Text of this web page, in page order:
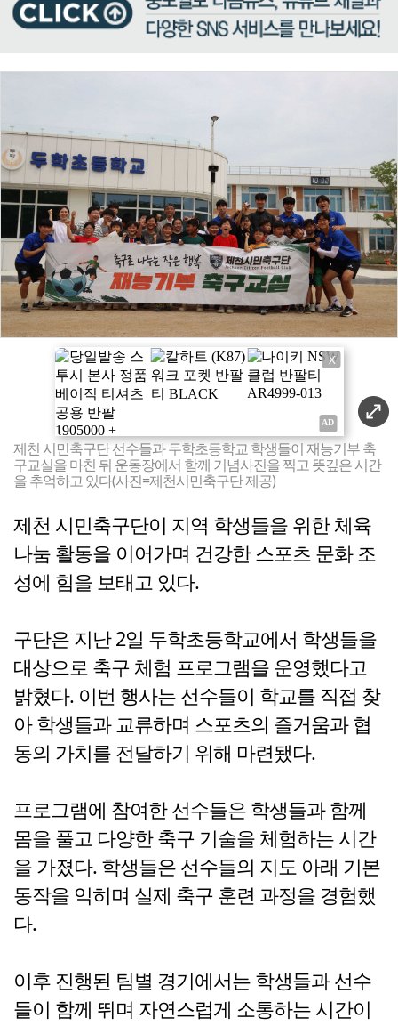
X
제천 시민축구단 선수들과 두학초등학교 학생들이 재능기부 축
구교실을 마친 뒤 운동장에서 함께 기념사진을 찍고 뜻깊은 시간
을 추억하고 있다(사진=제천시민축구단 제공)
제천 시민축구단이 지역 학생들을 위한 체육
나눔 활동을 이어가며 건강한 스포츠 문화 조
성에 힘을 보태고 있다.
구단은 지난 2일 두학초등학교에서 학생들을
대상으로 축구 체험 프로그램을 운영했다고
밝혔다. 이번 행사는 선수들이 학교를 직접 찾
아 학생들과 교류하며 스포츠의 즐거움과 협
동의 가치를 전달하기 위해 마련됐다.
프로그램에 참여한 선수들은 학생들과 함께
몸을 풀고 다양한 축구 기술을 체험하는 시간
을 가졌다. 학생들은 선수들의 지도 아래 기본
동작을 익히며 실제 축구 훈련 과정을 경험했
다.
이후 진행된 팀별 경기에서는 학생들과 선수
들이 함께 뛰며 자연스럽게 소통하는 시간이